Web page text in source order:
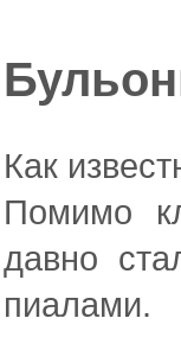
Как
Помимо
давно
пиалами.